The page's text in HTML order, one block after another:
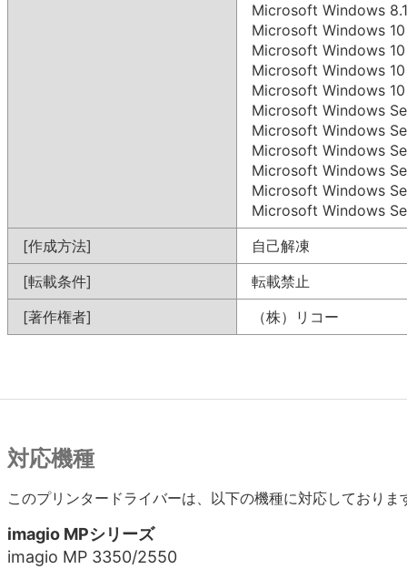
Microsoft Windows
Microsoft Windows
Microsoft Windows
Microsoft Windows
Microsoft Windows
Microsoft Windows
Microsoft Windows
Microsoft Windows
Microsoft Windows
Microsoft Windows
Microsoft Windows
[作成方法]
自己解凍
[転載条件]
転載禁止
[著作権者]
（株）リコー
対応機種
このプリンタードライバーは、以下の機種に対応しておりま
imagio MPシリーズ
imagio MP 3350/2550